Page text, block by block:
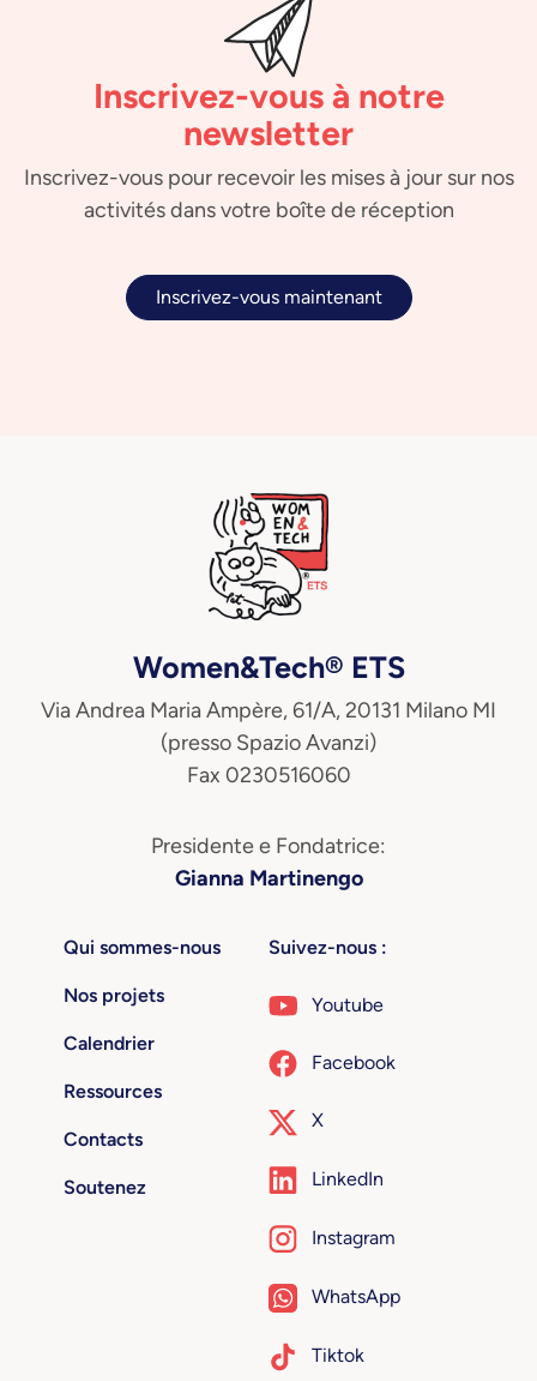
Inscrivez-vous à notre
newsletter
Inscrivez-vous pour recevoir les mises à jour sur nos
activités dans votre boîte de réception
Inscrivez-vous maintenant
Women&Tech® ETS
Via Andrea Maria Ampère, 61/A, 20131 Milano MI
(presso Spazio Avanzi)
Fax 0230516060
Presidente e Fondatrice:
Gianna Martinengo
Qui sommes-nous
Nos projets
Calendrier
Ressources
Contacts
Soutenez
Suivez-nous :
Youtube
Facebook
X
LinkedIn
Instagram
WhatsApp
Tiktok